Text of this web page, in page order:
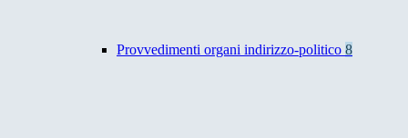
Provvedimenti organi indirizzo-politico 8